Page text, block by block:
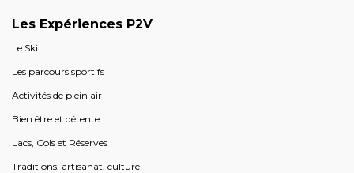
Les Expériences P2V
Le Ski
Les parcours sportifs
Activités de plein air
Bien être et détente
Lacs, Cols et Réserves
Traditions, artisanat, culture